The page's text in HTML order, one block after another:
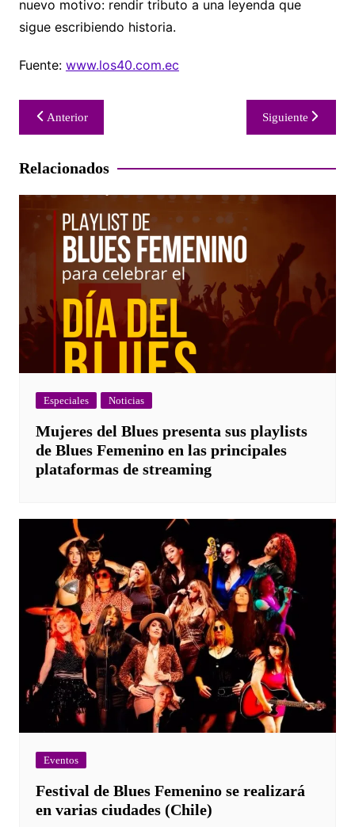
nuevo motivo: rendir tributo a una leyenda que
sigue escribiendo historia.
Fuente: www.los40.com.ec
Navegación
de
entradas
Anterior Siguiente
Relacionados
Especiales Noticias
Mujeres del Blues presenta sus playlists
de Blues Femenino en las principales
plataformas de streaming
Eventos
Festival de Blues Femenino se realizará
en varias ciudades (Chile)